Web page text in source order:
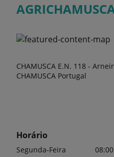
CHAMUSCA E.N. 118 -
CHAMUSCA Portugal
Horário
Segunda-Feira